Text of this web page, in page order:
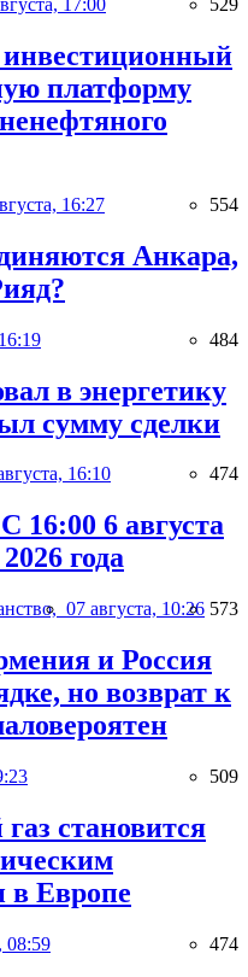
17:00 529
платформу
16:27 554
Анкара,
484
в энергетику
сумму сделки
16:10 474
16:00 6 августа
года
07 августа, 10:26 573
и Россия
но возврат к
509
становится
в Европе
08:59 474